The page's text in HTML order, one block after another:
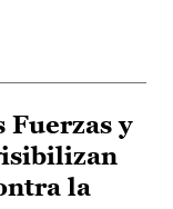
Fuerzas y
la